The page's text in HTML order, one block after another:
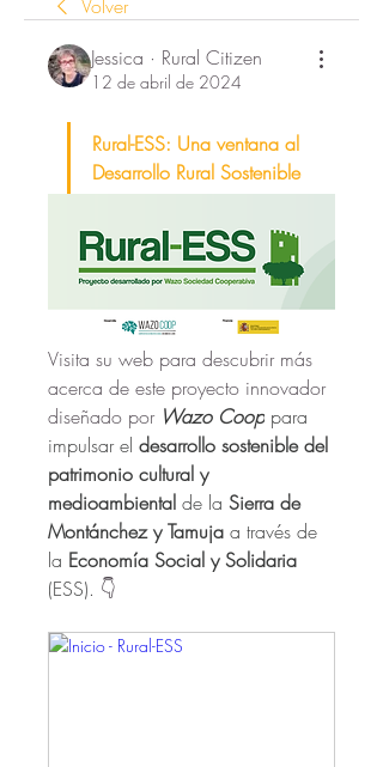
Volver
Jessica · Rural Citizen
12 de abril de 2024
Rural-ESS: Una ventana al
Desarrollo Rural Sostenible
Visita su web para descubrir más
acerca de este proyecto innovador
diseñado por Wazo Coop para
impulsar el desarrollo sostenible del
patrimonio cultural y
medioambiental de la Sierra de
Montánchez y Tamuja a través de
la Economía Social y Solidaria
(ESS). 👇